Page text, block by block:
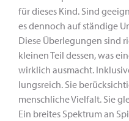
für dieses Kind. Sind
es dennoch auf ständige
Diese Überlegungen sind
kleinen Teil dessen, was
wirklich ausmacht.
lungsreich. Sie
menschliche Vielfalt. Sie
Ein breites Spektrum an